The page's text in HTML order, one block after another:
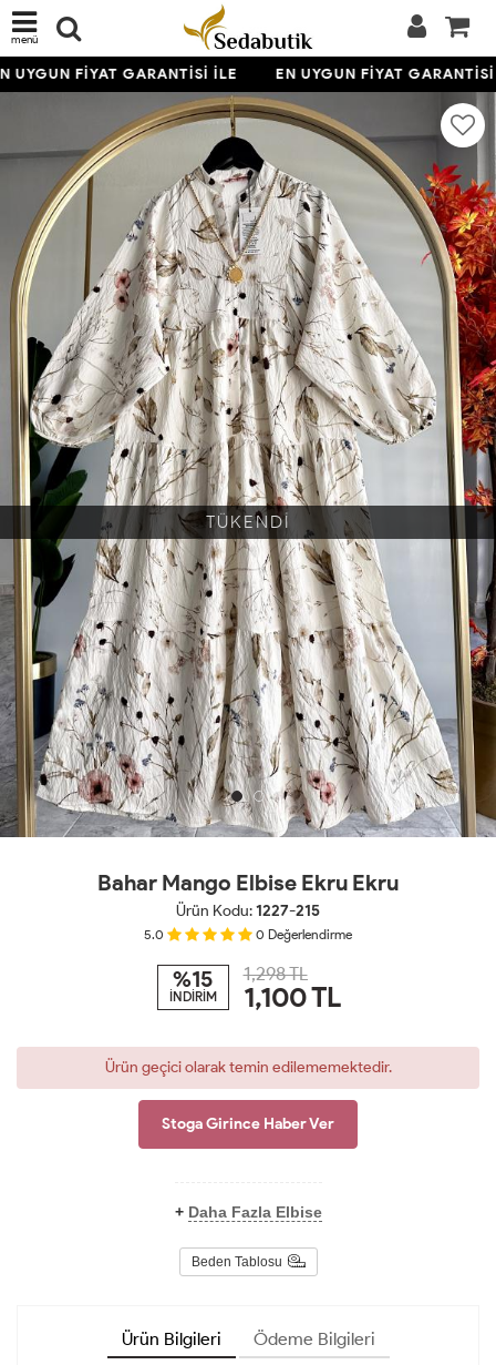
menü
UYGUN FİYAT GARANTİSİ İLE EN UYGUN FİYAT GARANTİSİ
TÜKENDİ
Bahar Mango Elbise Ekru Ekru
Ürün Kodu:1227-215
5.0 0 Değerlendirme
%15
İNDİRİM
1,298 TL
1,100TL
Ürün geçici olarak temin edilememektedir.
Stoga Girince Haber Ver
+ Daha Fazla Elbise
Beden Tablosu
Ürün Bilgileri Ödeme Bilgileri